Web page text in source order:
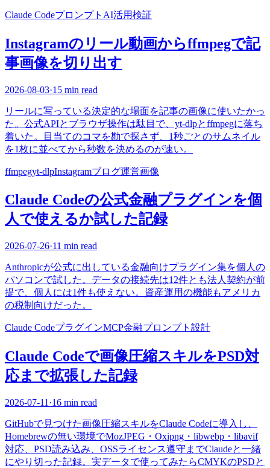
Claude Codeプロンプト AI活用検証
Instagramのリール動画からffmpegで記
事画像を切り出す
2026-08-03·15 min read
リールに写っている決定的な場面を記事の画像に使いたかっ
た。公式APIとブラウザ操作は駄目で、yt-dlpとffmpegに落ち
着いた。目当てのコマを勘で探さず、1秒ごとのサムネイル
を1枚に並べてから秒数を決めるのが速い。
ffmpegyt-dlpInstagramブログ運営画像
Claude Codeの公式金融プラグインを個
人で使えるか試した記録
2026-07-26·11 min read
Anthropicが公式に出している金融向けプラグイン集を個人の
パソコンで試した。データの接続先は12件とも法人契約が前
提で、個人には1件も使えない。資産運用の機能もアメリカ
の税制向けだった。
Claude CodeプラグインMCP金融プロンプト設計
Claude Codeで画像圧縮スキルをPSD対
応まで拡張した記録
2026-07-11 ·16 min read
GitHubで見つけた画像圧縮スキルをClaude Codeに導入し、
Homebrewの無い環境でMozJPEG・Oxipng・libwebp・libavif
対応、PSD読み込み、OSSライセンス遵守までClaudeと一緒
にやり切った記録。実データで使ってみたらCMYKのPSDと